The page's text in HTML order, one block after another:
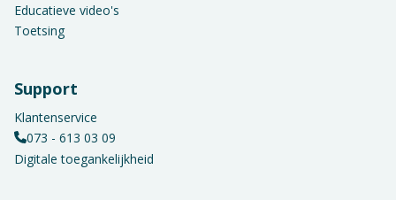
Educatieve video's
Toetsing
Support
Klantenservice
073 - 613 03 09
Digitale toegankelijkheid